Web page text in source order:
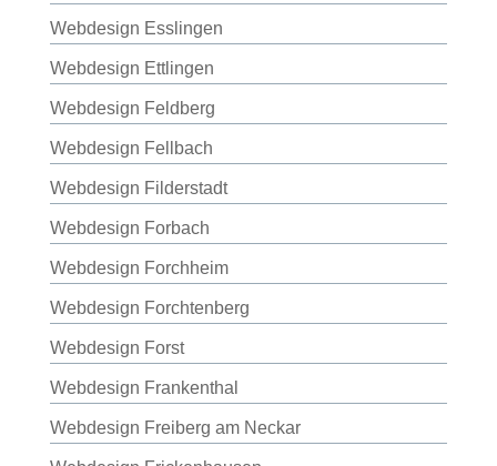
Webdesign Esslingen
Webdesign Ettlingen
Webdesign Feldberg
Webdesign Fellbach
Webdesign Filderstadt
Webdesign Forbach
Webdesign Forchheim
Webdesign Forchtenberg
Webdesign Forst
Webdesign Frankenthal
Webdesign Freiberg am Neckar